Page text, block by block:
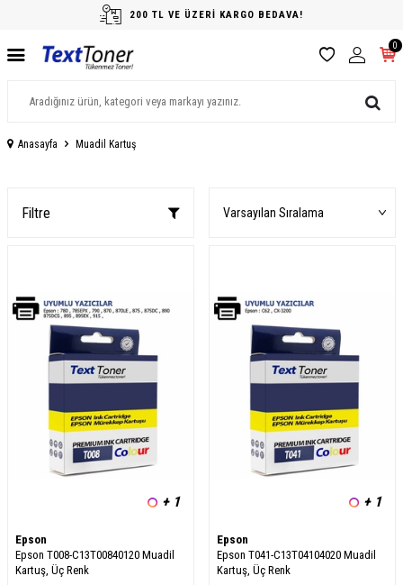
200 TL VE ÜZERİ KARGO BEDAVA!
0
Anasayfa Muadil Kartuş
Filtre
+ 1
Epson
Epson T008-C13T00840120 Muadil
Kartuş, Üç Renk
+ 1
Epson
Epson T041-C13T04104020 Muadil
Kartuş, Üç Renk